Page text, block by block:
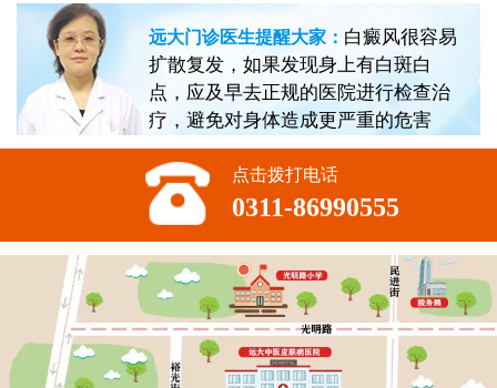
远大门诊医生提醒大家： 白癜风很容易
扩散复发，如果发现身上有白斑白
点，应及早去正规的医院进行检查治
疗，避免对身体造成更严重的危害
点击拨打电话
0311-86990555